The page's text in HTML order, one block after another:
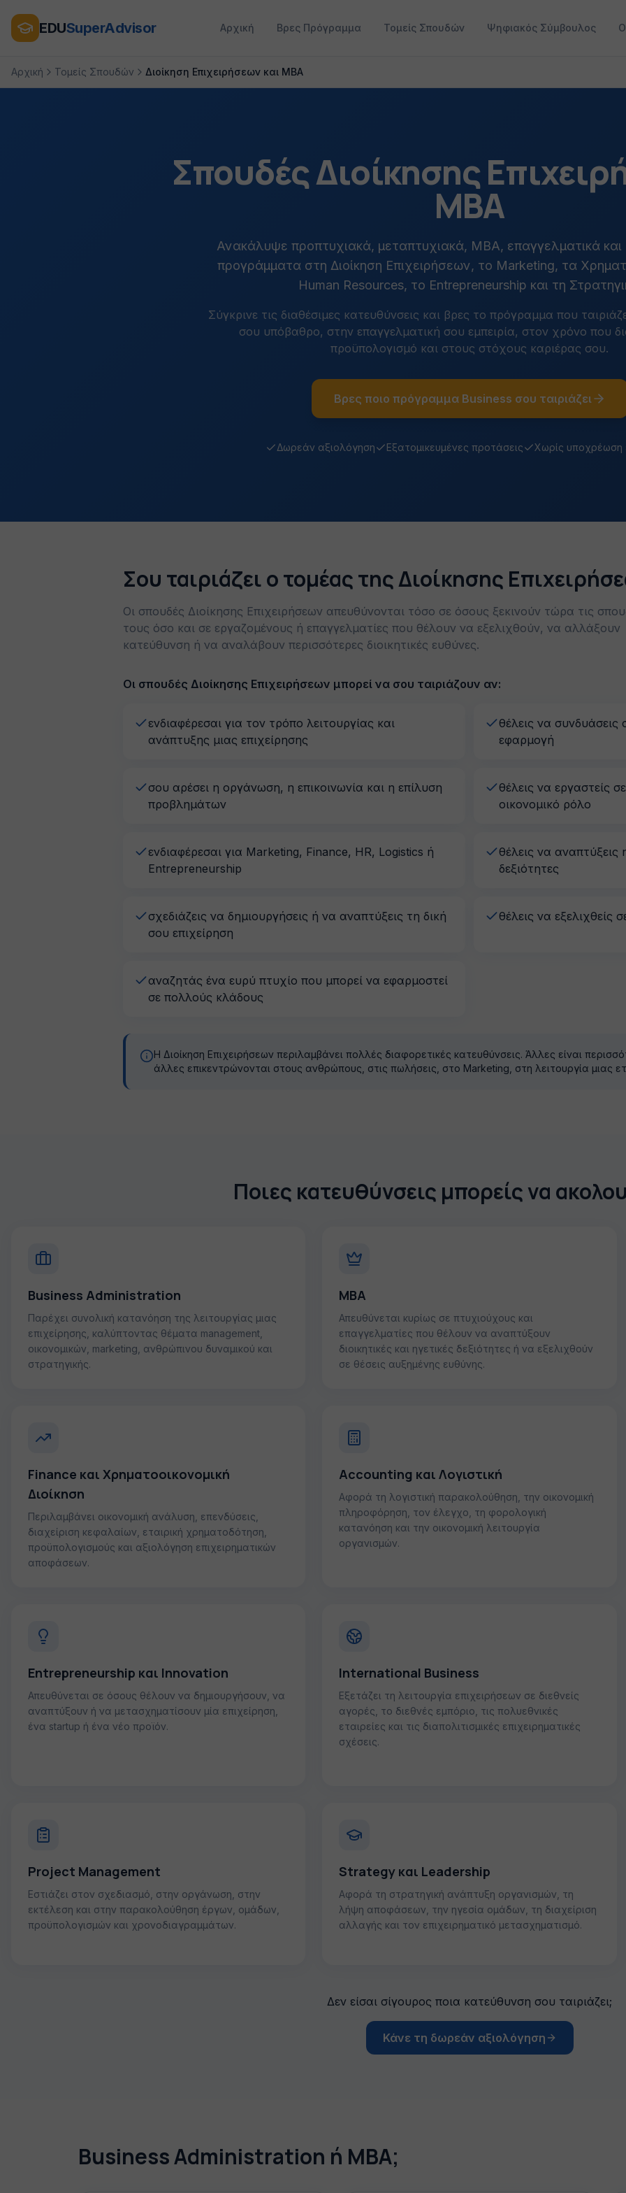
EDUSuperAdvisor Αρχική Βρες Πρόγραμμα Τομείς Σπουδών Ψηφιακός Σύμβουλος
Αρχική Τομείς Σπουδών Διοίκηση Επιχειρήσεων και MBA
Σπουδές Διοίκησης
MBA
Ανακάλυψε προπτυχιακά, μεταπτυχιακά, MBA, επαγγελματικά
προγράμματα στη Διοίκηση Επιχειρήσεων, το Marketing, τα
Human Resources, το Entrepreneurship και τη
Σύγκρινε τις διαθέσιμες κατευθύνσεις και βρες το πρόγραμμα που
σου υπόβαθρο, στην επαγγελματική σου εμπειρία, στον χρόνο που
προϋπολογισμό και στους στόχους καριέρας σου.
Βρες ποιο πρόγραμμα Business σου ταιριάζει
Δωρεάν αξιολόγηση Εξατομικευμένες προτάσεις Χωρίς υποχρέωση
Σου ταιριάζει ο τομέας της Διοίκησης
Οι σπουδές Διοίκησης Επιχειρήσεων απευθύνονται τόσο σε όσους ξεκινούν τώρα τις
τους όσο και σε εργαζομένους ή επαγγελματίες που θέλουν να εξελιχθούν, να αλλάξουν
κατεύθυνση ή να αναλάβουν περισσότερες διοικητικές ευθύνες.
Οι σπουδές Διοίκησης Επιχειρήσεων μπορεί να σου ταιριάζουν αν:
ενδιαφέρεσαι για τον τρόπο λειτουργίας και
ανάπτυξης μιας επιχείρησης
θέλεις να συνδυάσεις
εφαρμογή
σου αρέσει η οργάνωση, η επικοινωνία και η επίλυση
προβλημάτων
θέλεις να εργαστείς
οικονομικό ρόλο
ενδιαφέρεσαι για Marketing, Finance, HR, Logistics ή
Entrepreneurship
θέλεις να αναπτύξεις
δεξιότητες
σχεδιάζεις να δημιουργήσεις ή να αναπτύξεις τη δική
σου επιχείρηση
θέλεις να εξελιχθείς
αναζητάς ένα ευρύ πτυχίο που μπορεί να εφαρμοστεί
σε πολλούς κλάδους
Η Διοίκηση Επιχειρήσεων περιλαμβάνει πολλές διαφορετικές κατευθύνσεις. Άλλες είναι
άλλες επικεντρώνονται στους ανθρώπους, στις πωλήσεις, στο Marketing, στη λειτουργία μιας
Ποιες κατευθύνσεις μπορείς να
Business Administration
Παρέχει συνολική κατανόηση της λειτουργίας μιας
επιχείρησης, καλύπτοντας θέματα management,
οικονομικών, marketing, ανθρώπινου δυναμικού και
στρατηγικής.
MBA
Απευθύνεται κυρίως σε πτυχιούχους και
επαγγελματίες που θέλουν να αναπτύξουν
διοικητικές και ηγετικές δεξιότητες ή να εξελιχθούν
σε θέσεις αυξημένης ευθύνης.
Finance και Χρηματοοικονομική
Διοίκηση
Περιλαμβάνει οικονομική ανάλυση, επενδύσεις,
διαχείριση κεφαλαίων, εταιρική χρηματοδότηση,
προϋπολογισμούς και αξιολόγηση επιχειρηματικών
αποφάσεων.
Accounting και Λογιστική
Αφορά τη λογιστική παρακολούθηση, την οικονομική
πληροφόρηση, τον έλεγχο, τη φορολογική
κατανόηση και την οικονομική λειτουργία
οργανισμών.
Entrepreneurship και Innovation
Απευθύνεται σε όσους θέλουν να δημιουργήσουν, να
αναπτύξουν ή να μετασχηματίσουν μία επιχείρηση,
ένα startup ή ένα νέο προϊόν.
International Business
Εξετάζει τη λειτουργία επιχειρήσεων σε διεθνείς
αγορές, το διεθνές εμπόριο, τις πολυεθνικές
εταιρείες και τις διαπολιτισμικές επιχειρηματικές
σχέσεις.
Project Management
Εστιάζει στον σχεδιασμό, στην οργάνωση, στην
εκτέλεση και στην παρακολούθηση έργων, ομάδων,
προϋπολογισμών και χρονοδιαγραμμάτων.
Strategy και Leadership
Αφορά τη στρατηγική ανάπτυξη οργανισμών, τη
λήψη αποφάσεων, την ηγεσία ομάδων, τη διαχείριση
αλλαγής και τον επιχειρηματικό μετασχηματισμό.
Δεν είσαι σίγουρος ποια κατεύθυνση σου ταιριάζει;
Κάνε τη δωρεάν αξιολόγηση
Business Administration ή MBA;